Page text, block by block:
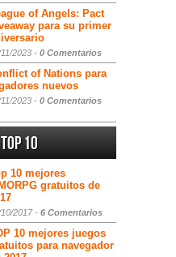
of Angels: Pact
para su primer
2023 - 0 Comentarios
of Nations para
nuevos
2023 - 0 Comentarios
10
10 mejores
gratuitos de
2017 - 6 Comentarios
10 mejores juegos
para navegador